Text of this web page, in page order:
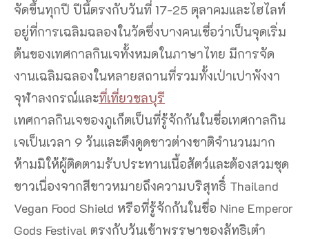
จัดขึ้นทุกปี ปีนี้ตรงกับวันที่ 17-25 ตุลาคมและไฮไลท์
อยู่ที่การเฉลิมฉลองในวัดซึ่งบางคนเชื่อว่าเป็นจุดเริ่ม
ต้นของเทศกาลกินเจทั้งหมดในภาษาไทย มีการจัด
งานเฉลิมฉลองในหลายสถานที่รวมทั้งเป่าเปาพังงา
จุฬาลงกรณ์และที่เที่ยวชลบุรี
เทศกาลกินเจของภูเก็ตเป็นที่รู้จักกันในชื่อเทศกาลกิน
เจเป็นเวลา 9 วันและดึงดูดชาวต่างชาติจำนวนมาก
ห้ามมิให้ผู้ติดตามรับประทานเนื้อสัตว์และต้องสวมชุด
ขาวเนื่องจากสีขาวหมายถึงความบริสุทธิ์ Thailand
Vegan Food Shield หรือที่รู้จักกันในชื่อ Nine Emperor
Gods Festival ตรงกับวันเข้าพรรษาของลัทธิเต๋า